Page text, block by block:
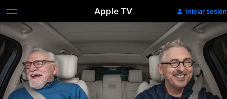
Apple TV Iniciar sesión